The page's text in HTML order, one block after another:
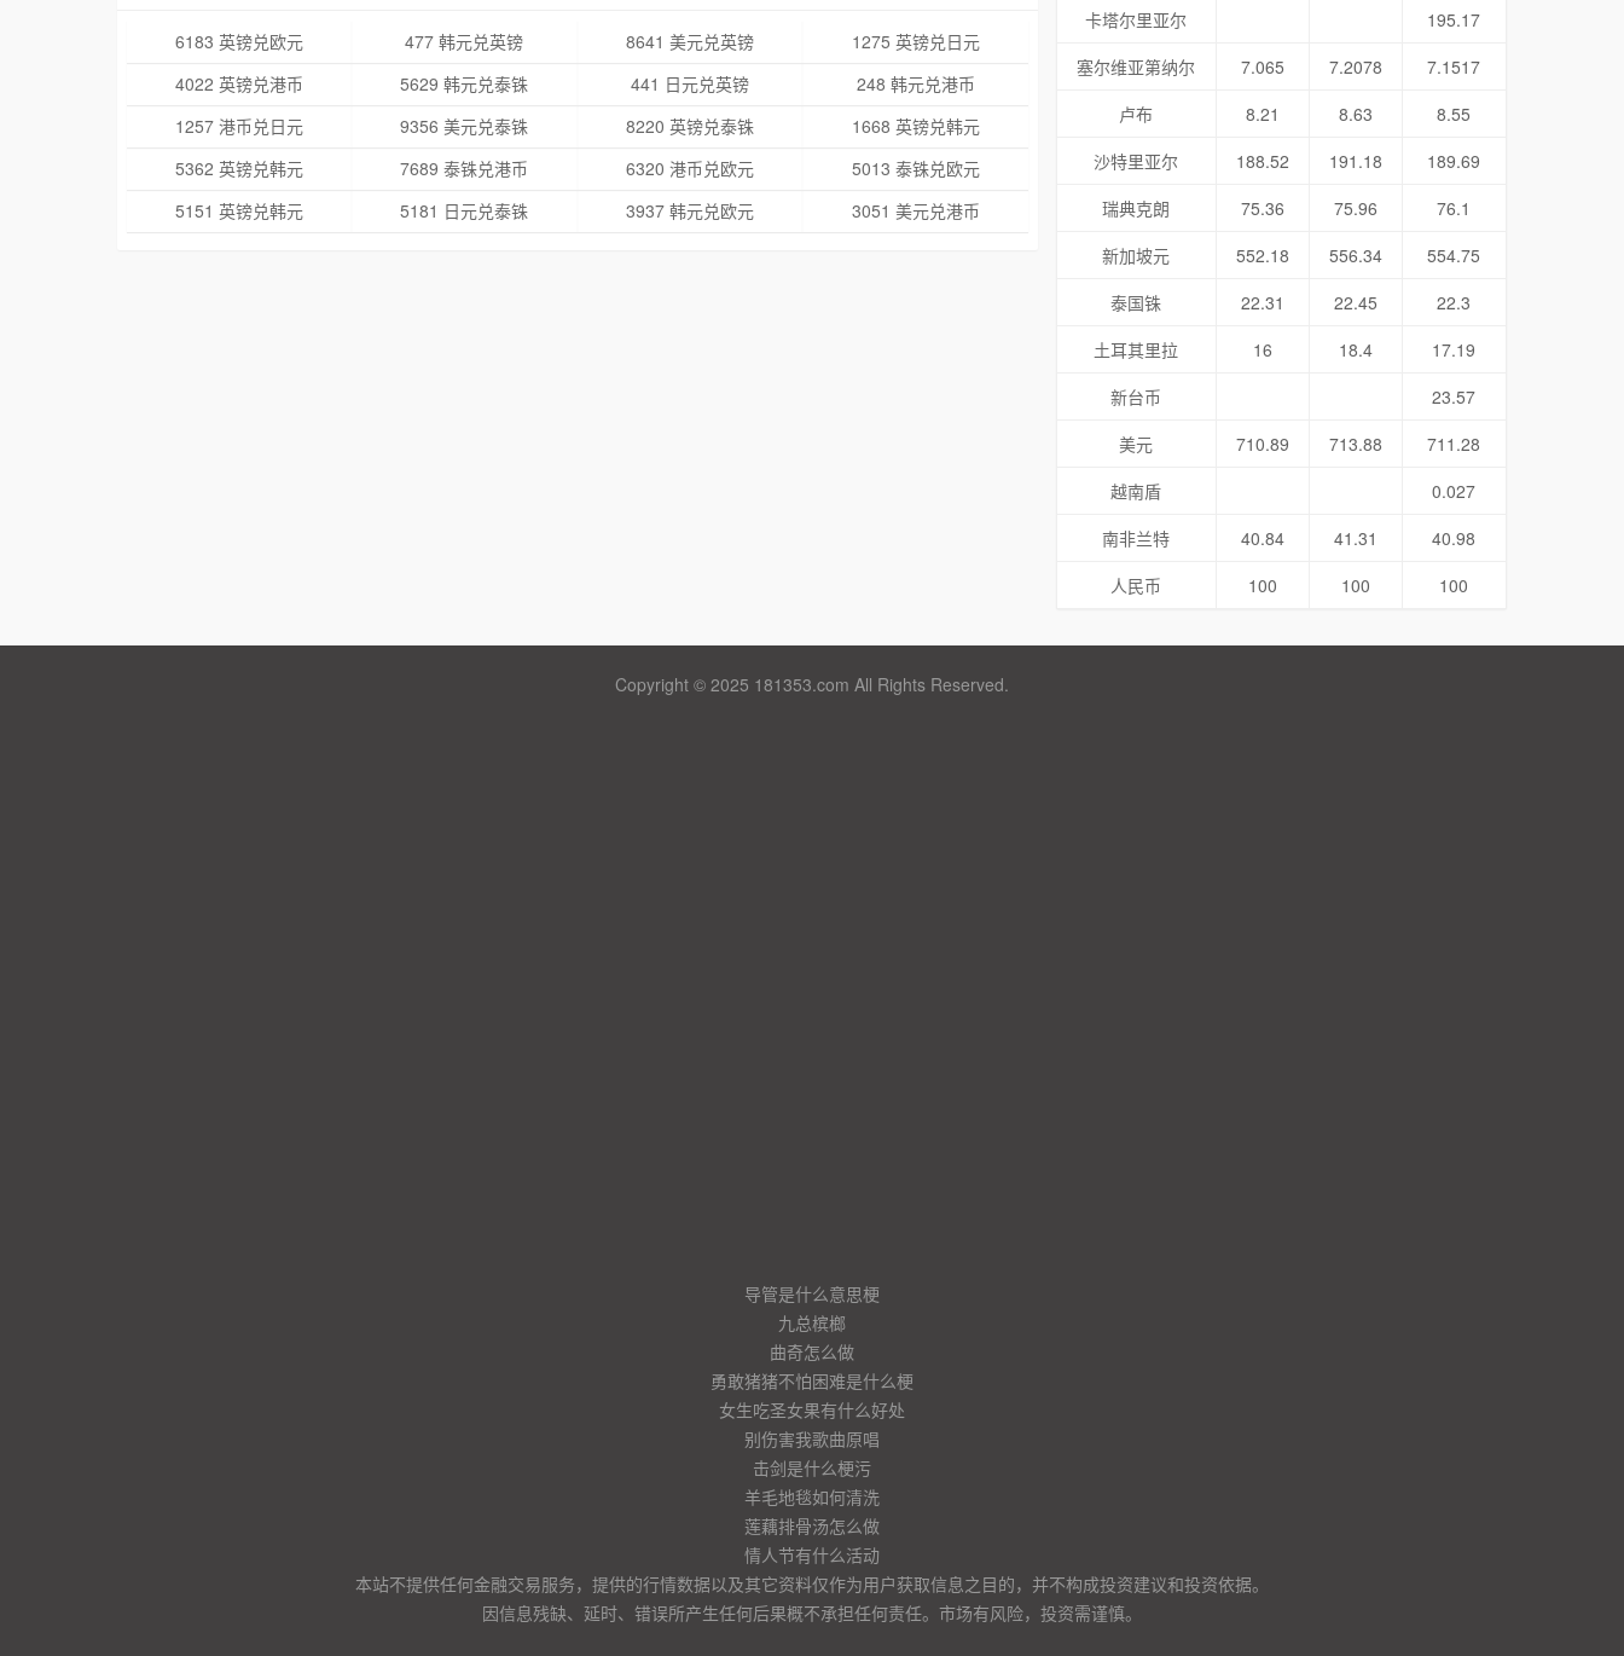
6183 英镑兑欧元 477 韩元兑英镑 8641 美元兑英镑
1275 英镑兑日元
4022 英镑兑港币
5629 韩元兑泰铢 441 日元兑英镑
248 韩元兑港币
1257 港币兑日元
9356 美元兑泰铢 8220 英镑兑泰铢
1668 英镑兑韩元
5362 英镑兑韩元
7689 泰铢兑港币 6320 港币兑欧元
5013 泰铢兑欧元
5151 英镑兑韩元
5181 日元兑泰铢 3937 韩元兑欧元 3051 美元兑港币
卡塔尔里亚尔
195.17
塞尔维亚第纳尔
7.065 7.2078
7.1517
卢布
8.21 8.63
8.55
沙特里亚尔
188.52 191.18
189.69
瑞典克朗
75.36 75.96
76.1
新加坡元
552.18 556.34
554.75
泰国铢
22.31 22.45
22.3
土耳其里拉
16 18.4
17.19
新台币
23.57
美元
710.89 713.88
711.28
越南盾
0.027
南非兰特
40.84 41.31
40.98
人民币
100 100 100
Copyright © 2025 181353.com All Rights Reserved.
导管是什么意思梗
九总槟榔
曲奇怎么做
勇敢猪猪不怕困难是什么梗
女生吃圣女果有什么好处
别伤害我歌曲原唱
击剑是什么梗污
羊毛地毯如何清洗
莲藕排骨汤怎么做
情人节有什么活动
本站不提供任何金融交易服务，提供的行情数据以及其它资料仅作为用户获取信息之目的，并不构成投资建议和投资依据。
因信息残缺、延时、错误所产生任何后果概不承担任何责任。市场有风险，投资需谨慎。